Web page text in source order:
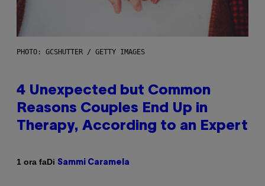
PHOTO: GCSHUTTER / GETTY IMAGES
4 Unexpected but Common
Reasons Couples End Up in
Therapy, According to an Expert
1 ora faDi Sammi Caramela